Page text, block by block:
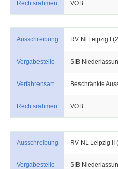
Rechtsrahmen VOB
Ausschreibung RV Nl Leipzig I
Vergabestelle SIB
Verfahrensart Beschränkte
Rechtsrahmen VOB
Ausschreibung RV NL Leipzig II
Vergabestelle SIB